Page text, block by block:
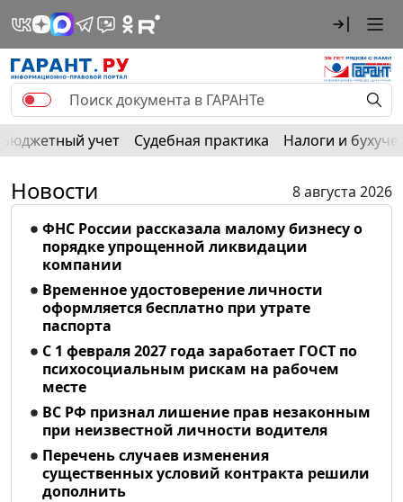
Бюджетный учет Судебная практика Налоги и
Новости
8 августа 2026
ФНС России рассказала малому бизнесу о
порядке упрощенной ликвидации
компании
Временное удостоверение личности
оформляется бесплатно при утрате
паспорта
С 1 февраля 2027 года заработает ГОСТ по
психосоциальным рискам на рабочем
месте
ВС РФ признал лишение прав незаконным
при неизвестной личности водителя
Перечень случаев изменения
существенных условий контракта решили
дополнить